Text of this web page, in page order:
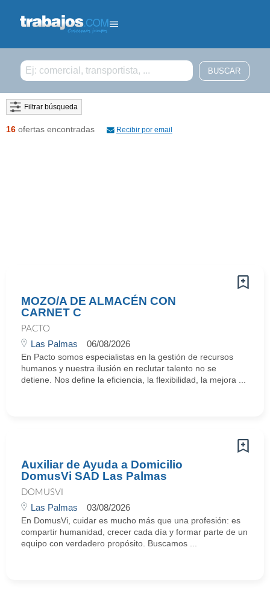
Filtrar búsqueda
16 ofertas encontradas Recibir por email
MOZO/A DE ALMACÉN CON
CARNET C
PACTO
Las Palmas 06/08/2026
En Pacto somos especialistas en la gestión de recursos
humanos y nuestra ilusión en reclutar talento no se
detiene. Nos define la eficiencia, la flexibilidad, la mejora ...
Auxiliar de Ayuda a Domicilio
DomusVi SAD Las Palmas
DOMUSVI
Las Palmas 03/08/2026
En DomusVi, cuidar es mucho más que una profesión: es
compartir humanidad, crecer cada día y formar parte de un
equipo con verdadero propósito. Buscamos ...